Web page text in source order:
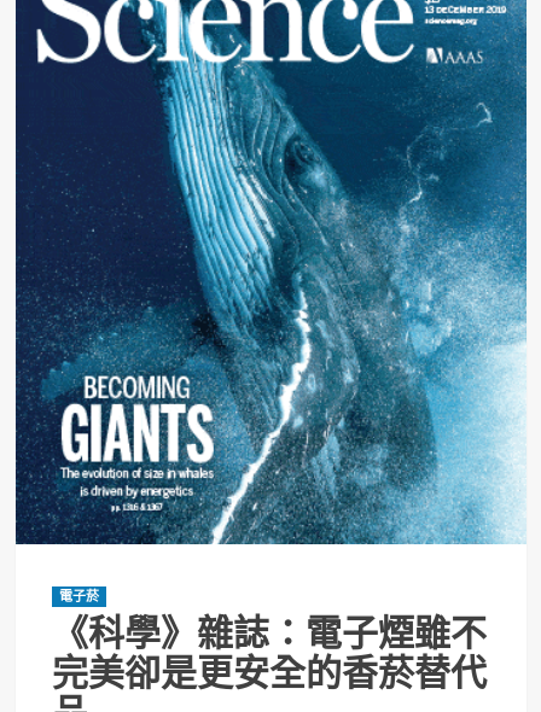
電子菸
《科學》雜誌：電子煙雖不
完美卻是更安全的香菸替代